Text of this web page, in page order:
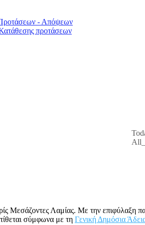
- Απόψεων
προτάσεων
Λαμίας. Με την επιφύλαξη
σύμφωνα με τη Γενική Δημόσια